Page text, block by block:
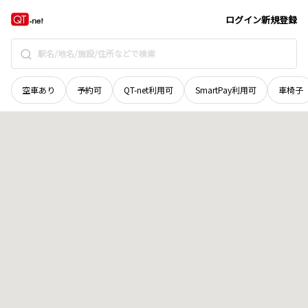
ログイン新規登録
空車あり 予約可 QT-net利用可 SmartPay利用可 車椅子
青森県